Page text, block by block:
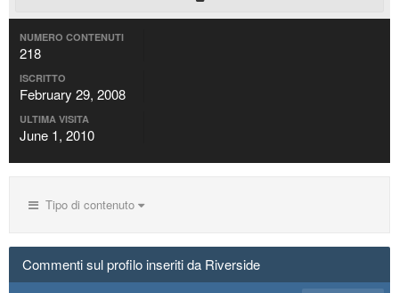
NUMERO CONTENUTI
218
ISCRITTO
February 29, 2008
ULTIMA VISITA
June 1, 2010
Tipo di contenuto
Commenti sul profilo inseriti da Riverside